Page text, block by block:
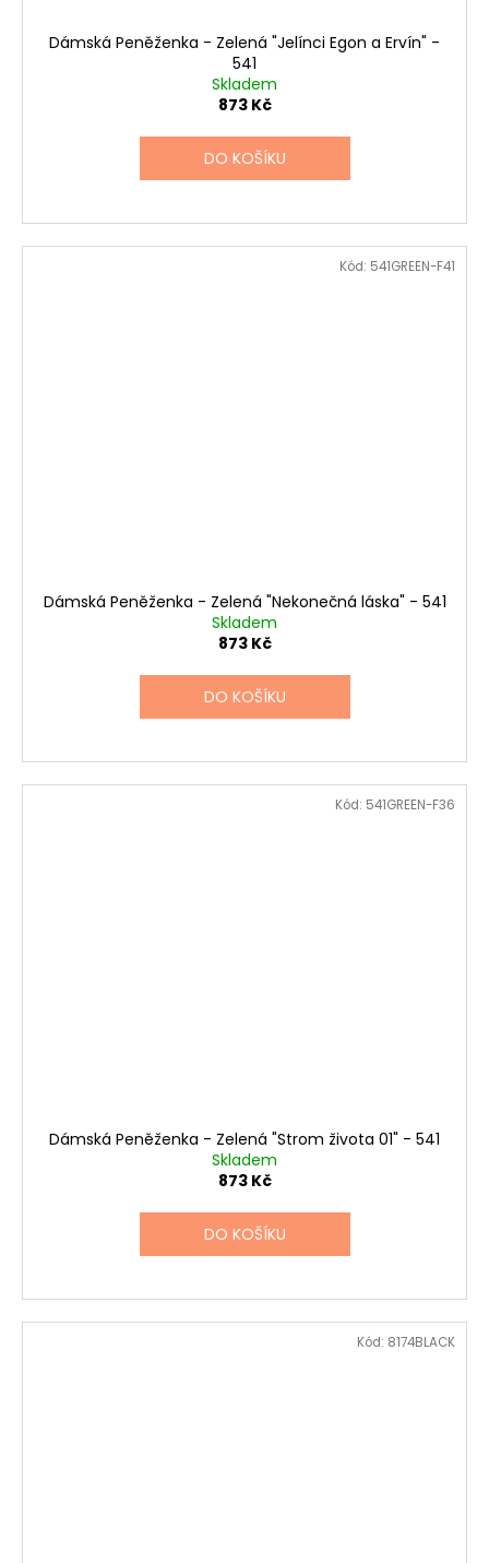
Dámská Peněženka - Zelená "Jelínci Egon a Ervín" -
541
Skladem
873 Kč
DO KOŠÍKU
Dámská Peněženka - Zelená "Nekonečná láska" - 541
Skladem
873 Kč
DO KOŠÍKU
Kód: 541GREEN-F41
Dámská Peněženka - Zelená "Strom života 01" - 541
Skladem
873 Kč
DO KOŠÍKU
Kód: 541GREEN-F36
Kód: 8174BLACK